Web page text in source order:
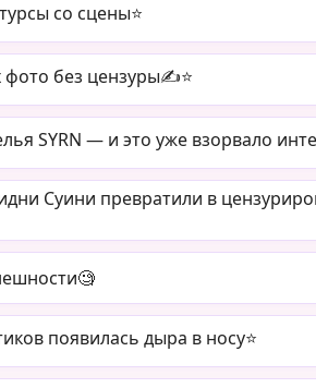
со сцены⭐️
фото без цензуры✍️⭐️
SYRN — и это уже взорвало
Суини превратили в
появилась дыра в носу⭐️